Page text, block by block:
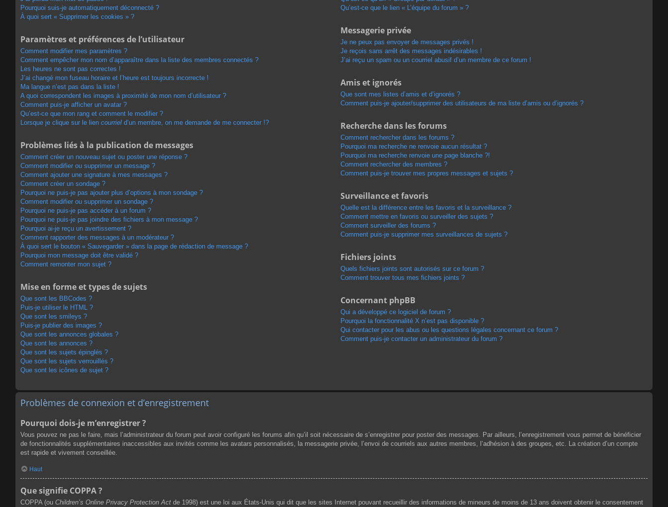
Pourquoi suis-je automatiquement déconnecté ?
À quoi sert « Supprimer les cookies » ?
Paramètres et préférences de l’utilisateur
Comment modifier mes paramètres ?
Comment empêcher mon nom d’apparaître dans la liste des membres connectés ?
Les heures ne sont pas correctes !
J’ai changé mon fuseau horaire et l’heure est toujours incorrecte !
Ma langue n’est pas dans la liste !
A quoi correspondent les images à proximité de mon nom d’utilisateur ?
Comment puis-je afficher un avatar ?
Qu’est-ce que mon rang et comment le modifier ?
Lorsque je clique sur le lien courriel d’un membre, on me demande de me connecter !?
Problèmes liés à la publication de messages
Comment créer un nouveau sujet ou poster une réponse ?
Comment modifier ou supprimer un message ?
Comment ajouter une signature à mes messages ?
Comment créer un sondage ?
Pourquoi ne puis-je pas ajouter plus d’options à mon sondage ?
Comment modifier ou supprimer un sondage ?
Pourquoi ne puis-je pas accéder à un forum ?
Pourquoi ne puis-je pas joindre des fichiers à mon message ?
Pourquoi ai-je reçu un avertissement ?
Comment rapporter des messages à un modérateur ?
À quoi sert le bouton « Sauvegarder » dans la page de rédaction de message ?
Pourquoi mon message doit être validé ?
Comment remonter mon sujet ?
Mise en forme et types de sujets
Que sont les BBCodes ?
Puis-je utiliser le HTML ?
Que sont les smileys ?
Puis-je publier des images ?
Que sont les annonces globales ?
Que sont les annonces ?
Que sont les sujets épinglés ?
Que sont les sujets verrouillés ?
Que sont les icônes de sujet ?
Qu’est-ce que le lien « L’équipe du forum » ?
Messagerie privée
Je ne peux pas envoyer de messages privés !
Je reçois sans arrêt des messages indésirables !
J’ai reçu un spam ou un courriel abusif d’un membre de ce forum !
Amis et ignorés
Que sont mes listes d’amis et d’ignorés ?
Comment puis-je ajouter/supprimer des utilisateurs de ma liste d’amis ou d’ignorés ?
Recherche dans les forums
Comment rechercher dans les forums ?
Pourquoi ma recherche ne renvoie aucun résultat ?
Pourquoi ma recherche renvoie une page blanche ?!
Comment rechercher des membres ?
Comment puis-je trouver mes propres messages et sujets ?
Surveillance et favoris
Quelle est la différence entre les favoris et la surveillance ?
Comment mettre en favoris ou surveiller des sujets ?
Comment surveiller des forums ?
Comment puis-je supprimer mes surveillances de sujets ?
Fichiers joints
Quels fichiers joints sont autorisés sur ce forum ?
Comment trouver tous mes fichiers joints ?
Concernant phpBB
Qui a développé ce logiciel de forum ?
Pourquoi la fonctionnalité X n’est pas disponible ?
Qui contacter pour les abus ou les questions légales concernant ce forum ?
Comment puis-je contacter un administrateur du forum ?
Problèmes de connexion et d’enregistrement
Pourquoi dois-je m’enregistrer ?
Vous pouvez ne pas le faire, mais l’administrateur du forum peut avoir configuré les forums afin qu’il soit nécessaire de s’enregistrer pour poster des messages. Par ailleurs, l’enregistrement vous permet de bénéficier
de fonctionnalités supplémentaires inaccessibles aux invités comme les avatars personnalisés, la messagerie privée, l’envoi de courriels aux autres membres, l’adhésion à des groupes, etc. La création d’un compte
est rapide et vivement conseillée.
Haut
Que signifie COPPA ?
COPPA (ou Children’s Online Privacy Protection Act de 1998) est une loi aux États-Unis qui dit que les sites Internet pouvant recueillir des informations de mineurs de moins de 13 ans doivent obtenir le consentement